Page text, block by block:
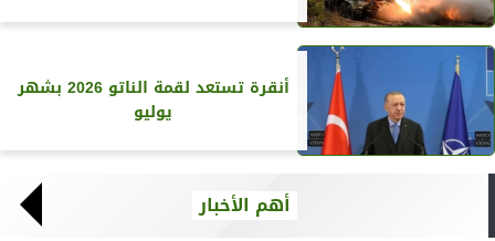
أنقرة تستعد لقمة الناتو 2026 بشهر
يوليو
أهم الأخبار